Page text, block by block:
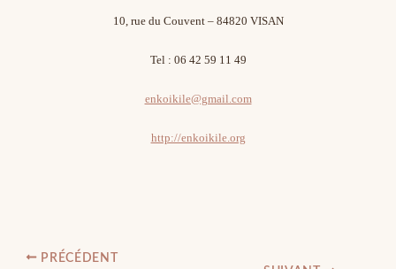
10, rue du Couvent – 84820 VISAN
Tel : 06 42 59 11 49
enkoikile@gmail.com
http://enkoikile.org
PRÉCÉDENT